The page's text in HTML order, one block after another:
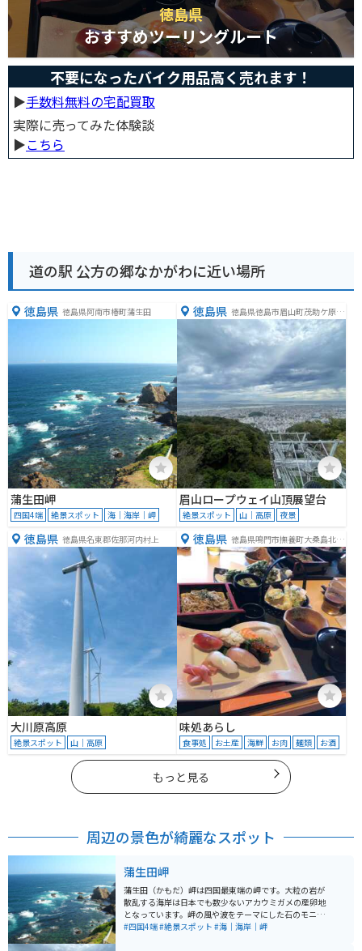
徳島県
おすすめツーリングルート
不要になったバイク用品高く売れます！
▶︎手数料無料の宅配買取
実際に売ってみた体験談
▶︎こちら
道の駅 公方の郷なかがわに近い場所
徳島県 徳島県阿南市椿町蒲生田
蒲生田岬
四国4端 絶景スポット 海｜海岸｜岬
徳島県 徳島県徳島市眉山町茂助ケ原１
眉山ロープウェイ山頂展望台
絶景スポット 山｜高原 夜景
徳島県 徳島県名東郡佐那河内村上
大川原高原
絶景スポット 山｜高原
徳島県 徳島県鳴門市撫養町大桑島北ノ
浜５１−１
味処あらし
食事処 お土産 海鮮 お肉 麺類 お酒
もっと見る
周辺の景色が綺麗なスポット
蒲生田岬
蒲生田（かもだ）岬は四国最東端の岬です。大粒の岩が
散乱する海岸は日本でも数少ないアカウミガメの産卵地
となっています。岬の風や波をテーマにした石のモニュ
メント「波の詩」が設置されており、ハートをイメージ
#四国4端#絶景スポット #海｜海岸｜岬